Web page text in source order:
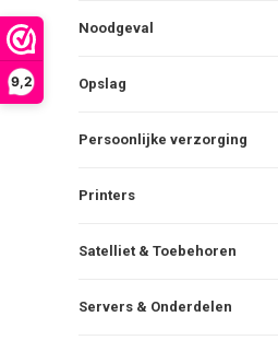
9,2
Noodgeval
Opslag
Persoonlijke verzorging
Printers
Satelliet & Toebehoren
Servers & Onderdelen